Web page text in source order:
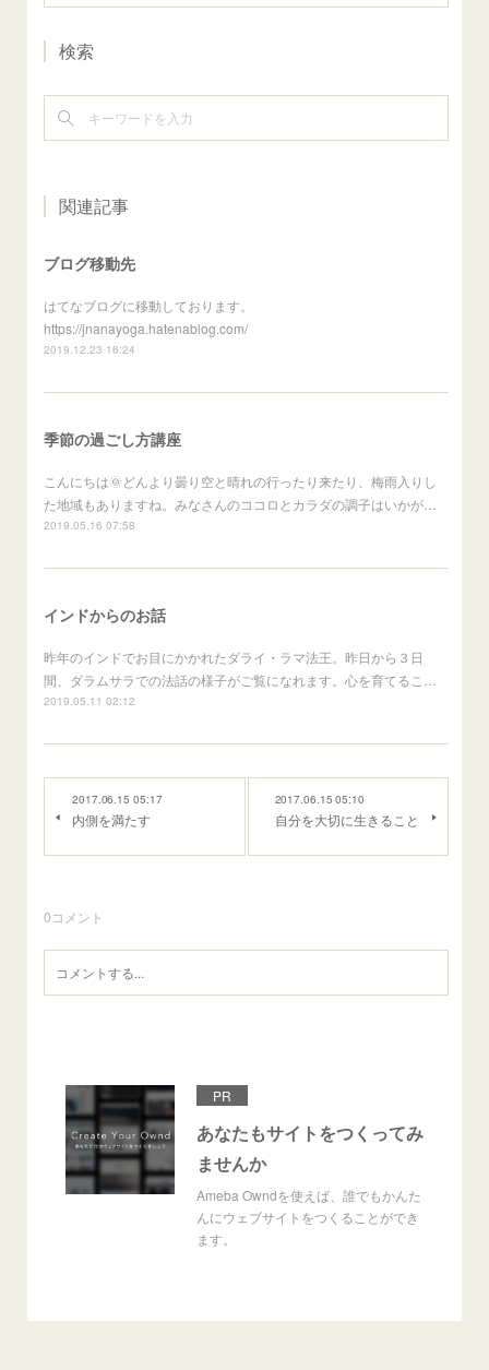
検索
関連記事
ブログ移動先
はてなブログに移動しております。
https://jnanayoga.hatenablog.com/
2019.12.23 16:24
季節の過ごし方講座
こんにちは🌞どんより曇り空と晴れの行ったり来たり、梅雨入りし
た地域もありますね。みなさんのココロとカラダの調子はいかが…
2019.05.16 07:58
インドからのお話
昨年のインドでお目にかかれたダライ・ラマ法王。昨日から３日
間、ダラムサラでの法話の様子がご覧になれます。心を育てるこ…
2019.05.11 02:12
2017.06.15 05:17
内側を満たす
2017.06.15 05:10
自分を大切に生きること
0コメント
PR
あなたもサイトをつくってみ
ませんか
Ameba Owndを使えば、誰でもかんた
んにウェブサイトをつくることができ
ます。